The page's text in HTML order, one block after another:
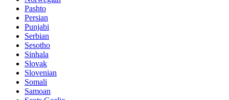
Pashto
Persian
Punjabi
Serbian
Sesotho
Sinhala
Slovak
Slovenian
Somali
Samoan